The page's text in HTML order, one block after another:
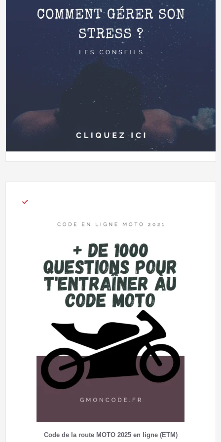
Code de la route MOTO 2025 en ligne (ETM)